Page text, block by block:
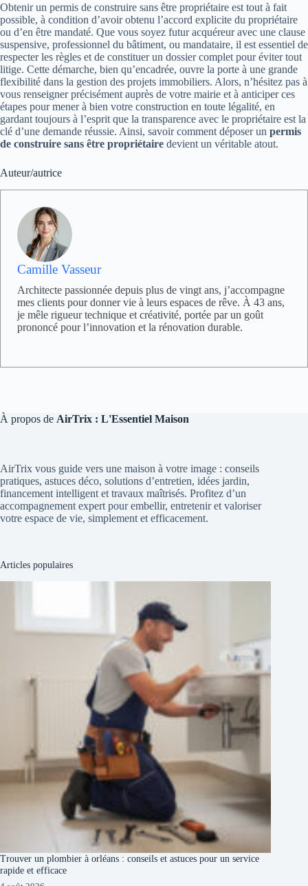
Obtenir un permis de construire sans être propriétaire est tout à fait
possible, à condition d’avoir obtenu l’accord explicite du propriétaire
ou d’en être mandaté. Que vous soyez futur acquéreur avec une clause
suspensive, professionnel du bâtiment, ou mandataire, il est essentiel de
respecter les règles et de constituer un dossier complet pour éviter tout
litige. Cette démarche, bien qu’encadrée, ouvre la porte à une grande
flexibilité dans la gestion des projets immobiliers. Alors, n’hésitez pas à
vous renseigner précisément auprès de votre mairie et à anticiper ces
étapes pour mener à bien votre construction en toute légalité, en
gardant toujours à l’esprit que la transparence avec le propriétaire est la
clé d’une demande réussie. Ainsi, savoir comment déposer un permis
de construire sans être propriétaire devient un véritable atout.
Auteur/autrice
Camille Vasseur
Architecte passionnée depuis plus de vingt ans, j’accompagne
mes clients pour donner vie à leurs espaces de rêve. À 43 ans,
je mêle rigueur technique et créativité, portée par un goût
prononcé pour l’innovation et la rénovation durable.
À propos de AirTrix : L'Essentiel Maison
AirTrix vous guide vers une maison à votre image : conseils
pratiques, astuces déco, solutions d’entretien, idées jardin,
financement intelligent et travaux maîtrisés. Profitez d’un
accompagnement expert pour embellir, entretenir et valoriser
votre espace de vie, simplement et efficacement.
Articles populaires
Trouver un plombier à orléans : conseils et astuces pour un service
rapide et efficace